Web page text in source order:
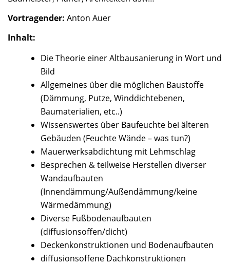
Vortragender: Anton Auer
Inhalt:
Die Theorie einer Altbausanierung in Wort und
Bild
Allgemeines über die möglichen Baustoffe
(Dämmung, Putze, Winddichtebenen,
Baumaterialien, etc..)
Wissenswertes über Baufeuchte bei älteren
Gebäuden (Feuchte Wände – was tun?)
Mauerwerksabdichtung mit Lehmschlag
Besprechen & teilweise Herstellen diverser
Wandaufbauten
(Innendämmung/Außendämmung/keine
Wärmedämmung)
Diverse Fußbodenaufbauten
(diffusionsoffen/dicht)
Deckenkonstruktionen und Bodenaufbauten
diffusionsoffene Dachkonstruktionen